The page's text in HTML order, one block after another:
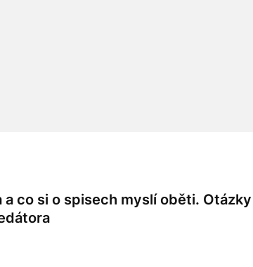
co si o spisech myslí oběti. Otázky